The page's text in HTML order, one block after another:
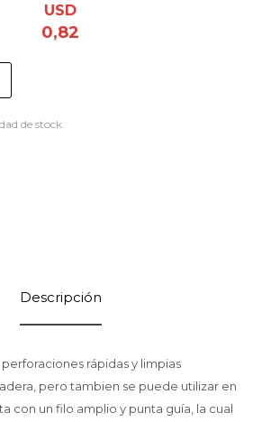
USD
0,82
de stock.
Descripción
rápidas y limpias
pero tambien se puede utilizar en
con un filo amplio y punta guía, la cual